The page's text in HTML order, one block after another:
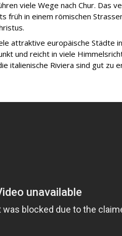
viele Wege nach Chur. Das
früh in einem römischen
attraktive europäische Städte
und reicht in viele
italienische Riviera sind gut zu